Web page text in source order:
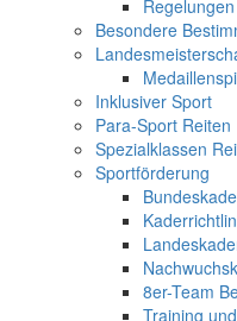
Besondere
Inklusiver Sport
Para-Sport Reiten
Spezialklassen
Sportförderung
8er-Team
Training